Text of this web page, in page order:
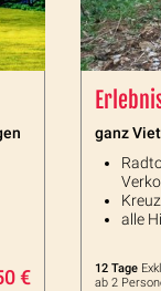
€
ganz
alle
12 Tage
ab 2